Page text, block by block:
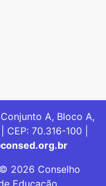
A, Bloco A,
70.316-100 |
2026 Conselho
Educação